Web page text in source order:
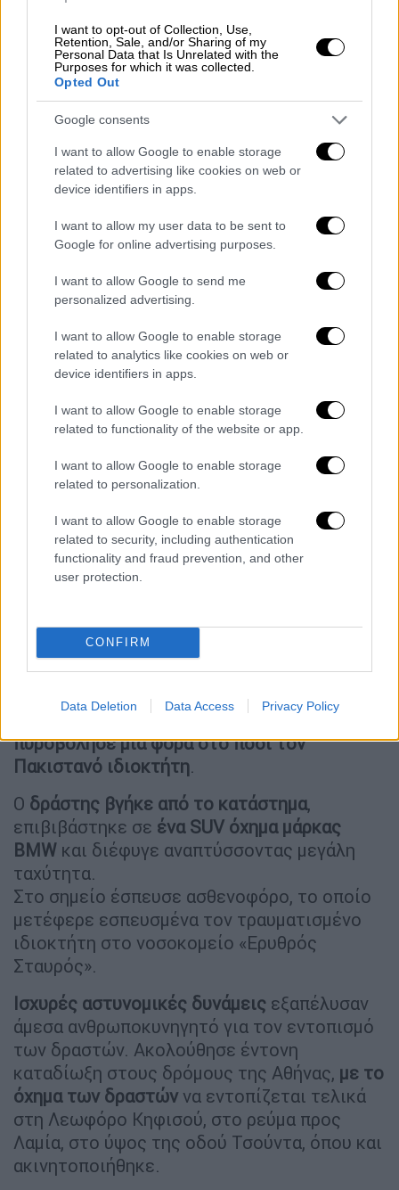
I want to opt-out of Collection, Use,
Retention, Sale, and/or Sharing of my
Personal Data that Is Unrelated with the
Purposes for which it was collected.
Opted Out
Google consents
I want to allow Google to enable storage
related to advertising like cookies on web or
device identifiers in apps.
I want to allow my user data to be sent to
Google for online advertising purposes.
I want to allow Google to send me
personalized advertising.
I want to allow Google to enable storage
related to analytics like cookies on web or
device identifiers in apps.
I want to allow Google to enable storage
related to functionality of the website or app.
I want to allow Google to enable storage
related to personalization.
I want to allow Google to enable storage
related to security, including authentication
functionality and fraud prevention, and other
user protection.
CONFIRM
Data Deletion Data Access Privacy Policy
ανθρωποκυνηγητό για τον εντοπισμό του
δράστη, το όχημα καταδιώχθηκε και στη
λεωφόρο Κηφισού, στούψος της Βικέλα
προσέκρουσε σε 3-4 οχήματα.
δραστώνεντοπίστηκε τελικά στη Λεωφόρο
Κηφισού, στο ρεύμα προς Λαμία, στο ύψος
της οδού Τσούντα, όπου και
ακινητοποιήθηκε.
τριών ατόμων, αλβανικής υπηκοότητας, που
επέβαιναν στο SUV. Την ίδια ώρα, οι έρευνες
της ΕΛ.ΑΣ. παραμένουν σε πλήρη εξέλιξη,
καθώς αναζητείταιένας τέταρτος συνεργός
Το χρονικό της αιματηρής ληστείας
Όλα ξεκίνησαν στις 18:30 το απόγευμα της
Τετάρτης (27/5), ότανο ένοπλος δράστης
εισέβαλε σε κατάστημα εμπορίας κινητών
τηλεφώνων επί της οδού Πατησίων 274
πυροβόλησε μία φορά στο πόδι τον
Πακιστανό ιδιοκτήτη.
Ο δράστης βγήκε από το κατάστημα,
επιβιβάστηκε σε ένα SUV όχημα μάρκας
BMW και διέφυγε αναπτύσσοντας μεγάλη
ταχύτητα.
Στο σημείο έσπευσε ασθενοφόρο, το οποίο
μετέφερε εσπευσμένα τον τραυματισμένο
ιδιοκτήτη στο νοσοκομείο «Ερυθρός
Σταυρός».
Ισχυρές αστυνομικές δυνάμεις εξαπέλυσαν
άμεσα ανθρωποκυνηγητό για τον εντοπισμό
των δραστών. Ακολούθησε έντονη
καταδίωξη στους δρόμους της Αθήνας, με το
όχημα των δραστών να εντοπίζεται τελικά
στη Λεωφόρο Κηφισού, στο ρεύμα προς
Λαμία, στο ύψος της οδού Τσούντα, όπου και
ακινητοποιήθηκε.